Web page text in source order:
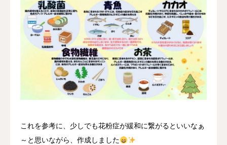
これを参考に、少しでも花粉症が緩和に繋がるといいなぁ
～と思いながら、作成しました